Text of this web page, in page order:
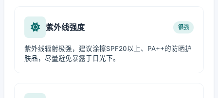
紫外线强度 很强
紫外线辐射极强，建议涂擦SPF20以上、PA++的防晒护
肤品，尽量避免暴露于日光下。